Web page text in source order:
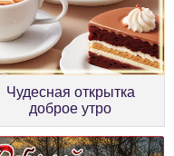
Чудесная открытка
доброе утро